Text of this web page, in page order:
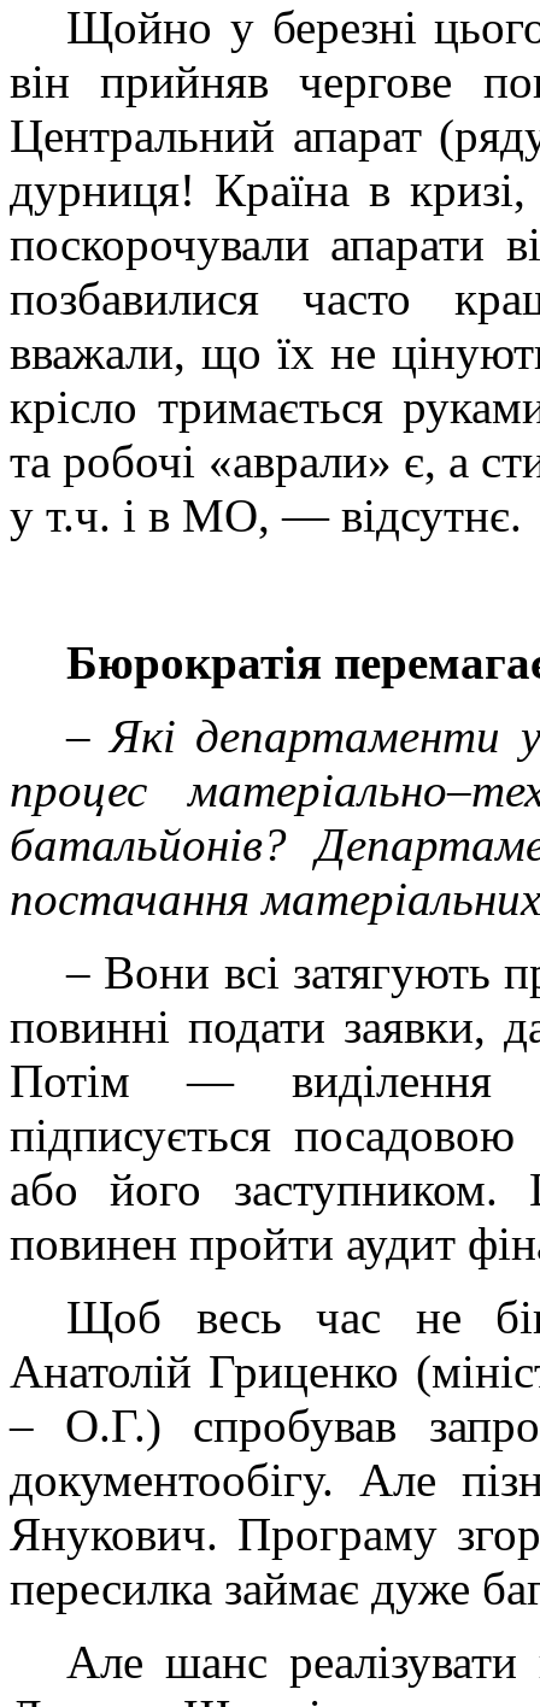
Щойно у березні
він прийняв чергове
Центральний апарат
дурниця! Країна в
поскорочували апарати
позбавилися часто
вважали, що їх не
крісло тримається
та робочі «аврали» є, а
у т.ч. і в МО, — відсутнє.
Бюрократія
– Які департаменти
процес
батальйонів?
постачання матеріальних
– Вони всі затягують
повинні подати заявки,
Потім — виділення
підписується
або його заступником.
повинен пройти аудит
Щоб весь час не
Анатолій Гриценко
– О.Г.) спробував
документообігу. Але
Янукович. Програму
пересилка займає дуже
Але шанс